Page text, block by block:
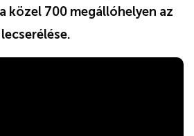
közel 700 megállóhelyen az